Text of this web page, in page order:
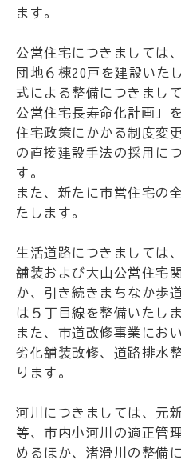
ます。
公営住宅につきましては
団地６棟20戸を建設いた
式による整備につきまし
公営住宅長寿命化計画」
住宅政策にかかる制度変
の直接建設手法の採用に
す。
また、新たに市営住宅の
たします。
生活道路につきましては
舗装および大山公営住宅
か、引き続きまちなか歩
は５丁目線を整備いたしま
また、市道改修事業にお
劣化舗装改修、道路排水
ります。
河川につきましては、元
等、市内小河川の適正管
めるほか、渚滑川の整備